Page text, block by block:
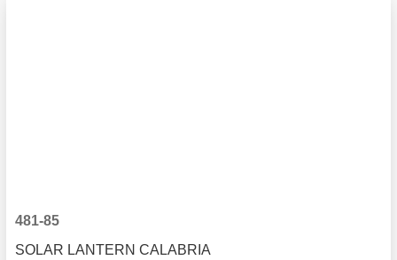
481-85
SOLAR LANTERN CALABRIA